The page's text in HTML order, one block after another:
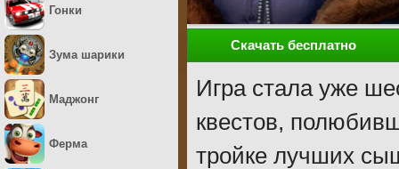
Скачать бесплатно
Игра стала уже
квестов,
тройке лучших
Гонки
Зума шарики
Маджонг
Ферма